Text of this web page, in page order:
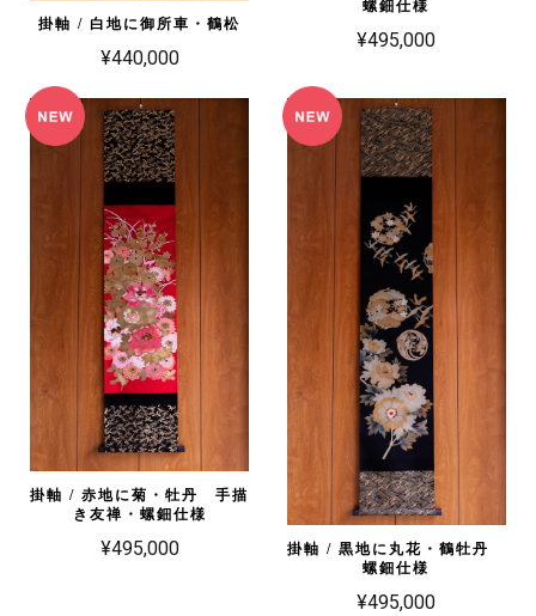
掛軸 / 白地に御所車・鶴松
¥440,000
螺鈿仕様
¥495,000
掛軸 / 赤地に菊・牡丹 手描
き友禅・螺鈿仕様
¥495,000
掛軸 / 黒地に丸花・鶴牡丹
螺鈿仕様
¥495,000